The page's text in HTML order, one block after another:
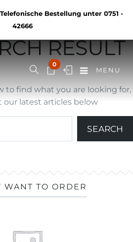
Telefonische Bestellung unter 0751 -
42666
0
MENU
BROWSING
RESULT
to find what you are looking for,
our latest articles below
WANT TO ORDER